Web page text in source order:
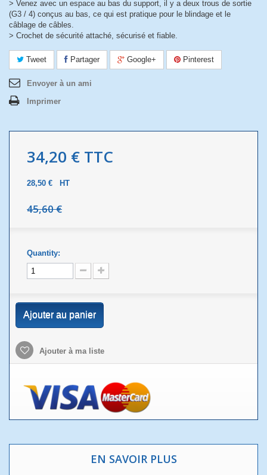
> Venez avec un espace au bas du support, il y a deux trous de sortie
(G3 / 4) conçus au bas, ce qui est pratique pour le blindage et le
câblage de câbles.
> Crochet de sécurité attaché, sécurisé et fiable.
Tweet Partager Google+ Pinterest
Envoyer à un ami
Imprimer
34,20 € TTC
28,50 € HT
45,60 €
Quantity:
Ajouter au panier
Ajouter à ma liste
EN SAVOIR PLUS